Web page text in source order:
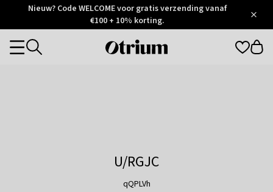
Otrium
Trustpilot
Nieuw? Code WELCOME voor gratis verzending vanaf
€100 + 10% korting.
Otrium
Categories
U/RGJC
qQPLVh